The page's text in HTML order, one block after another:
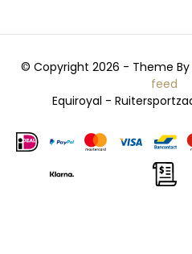
© Copyright 2026 - Theme
feed
Equiroyal -